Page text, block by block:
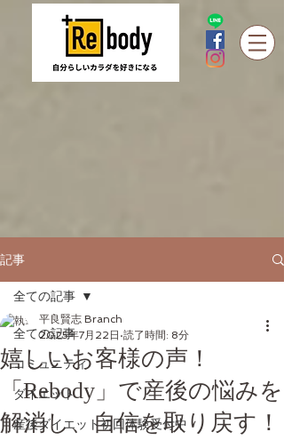
記事
全ての記事
コミュニティ
ダイエット
産後ダイエット初回体験受付中
全ての記事
嬉しいお客様の声！
「Rebody」で産後の悩みを
解消し、自信を取り戻す！
平良賢志 Branch
2025年7月22日 読了時間: 8分